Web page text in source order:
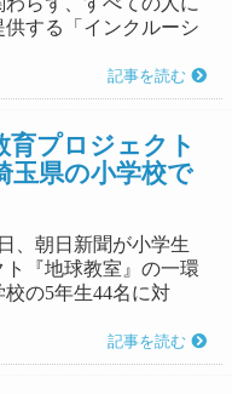
する「インクルーシ
記事を読む
プロジェクト
玉県の小学校で
、朝日新聞が小学生
『地球教室』の一環
の5年生44名に対
記事を読む